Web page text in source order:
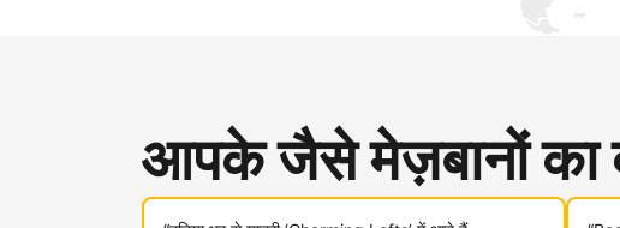
आपके जैसे मेज़बानों का